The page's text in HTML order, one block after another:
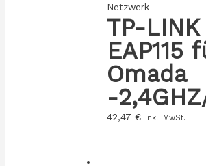
Netzwerk
TP-LINK
EAP115
Omada
-
42,47 € inkl. MwSt.